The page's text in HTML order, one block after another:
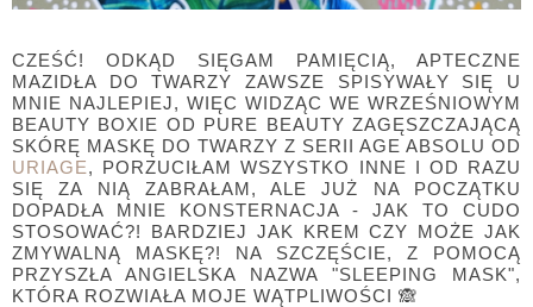
CZEŚĆ! ODKĄD SIĘGAM PAMIĘCIĄ, APTECZNE
MAZIDŁA DO TWARZY ZAWSZE SPISYWAŁY SIĘ U
MNIE NAJLEPIEJ, WIĘC WIDZĄC WE WRZEŚNIOWYM
BEAUTY BOXIE OD PURE BEAUTY ZAGĘSZCZAJĄCĄ
SKÓRĘ MASKĘ DO TWARZY Z SERII AGE ABSOLU OD
URIAGE, PORZUCIŁAM WSZYSTKO INNE I OD RAZU
SIĘ ZA NIĄ ZABRAŁAM, ALE JUŻ NA POCZĄTKU
DOPADŁA MNIE KONSTERNACJA - JAK TO CUDO
STOSOWAĆ?! BARDZIEJ JAK KREM CZY MOŻE JAK
ZMYWALNĄ MASKĘ?! NA SZCZĘŚCIE, Z POMOCĄ
PRZYSZŁA ANGIELSKA NAZWA "SLEEPING MASK",
KTÓRA ROZWIAŁA MOJE WĄTPLIWOŚCI 🙈